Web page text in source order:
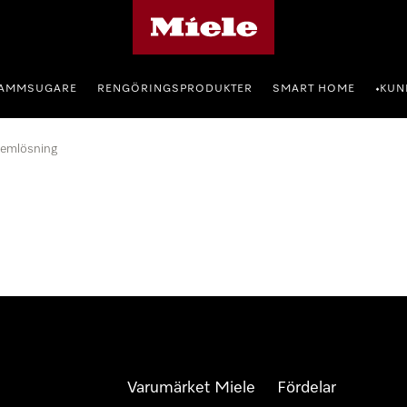
RENGÖRINGSPRODUKTER SMART HOME •
Varumärket Miele Fördelar